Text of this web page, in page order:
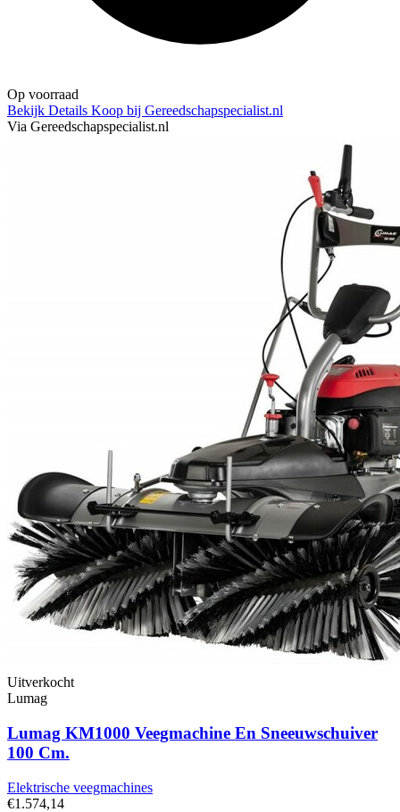
Op voorraad
Bekijk Details Koop bij Gereedschapspecialist.nl
Via Gereedschapspecialist.nl
Uitverkocht
Lumag
Lumag KM1000 Veegmachine En Sneeuwschuiver
100 Cm.
Elektrische veegmachines
€1.574,14